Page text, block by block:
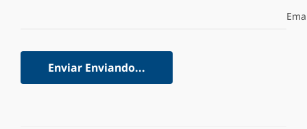
Enviar Enviando...